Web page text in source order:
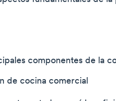
componentes de la
de cocina comercial